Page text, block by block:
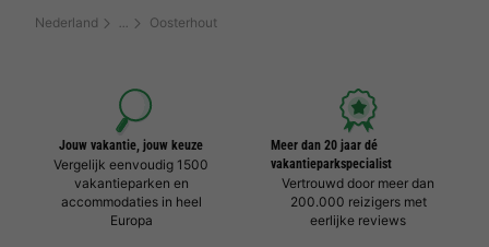
Nederland Oosterhout
Jouw vakantie, jouw keuze
Vergelijk eenvoudig 1500
vakantieparken en
accommodaties in heel
Europa
Meer dan 20 jaar dé
vakantieparkspecialist
Vertrouwd door meer dan
200.000 reizigers met
eerlijke reviews